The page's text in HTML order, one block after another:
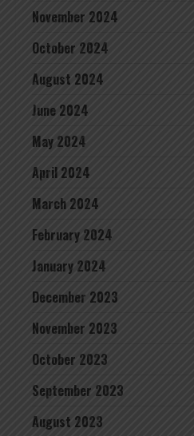
November 2024
October 2024
August 2024
June 2024
May 2024
April 2024
March 2024
February 2024
January 2024
December 2023
November 2023
October 2023
September 2023
August 2023